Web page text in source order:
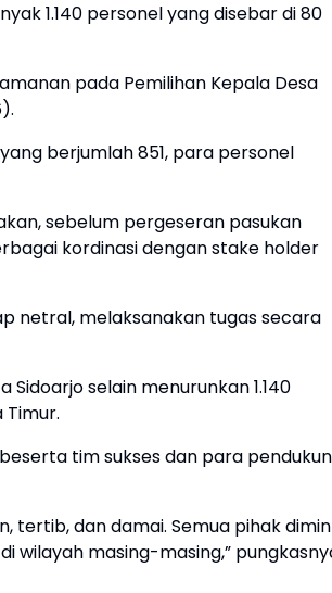
1.140 personel yang disebar di 80
pada Pemilihan Kepala Desa
berjumlah 851, para personel
sebelum pergeseran pasukan
kordinasi dengan stake holder
netral, melaksanakan tugas secara
selain menurunkan 1.140
tim sukses dan para
tertib, dan damai. Semua pihak
wilayah masing-masing,”